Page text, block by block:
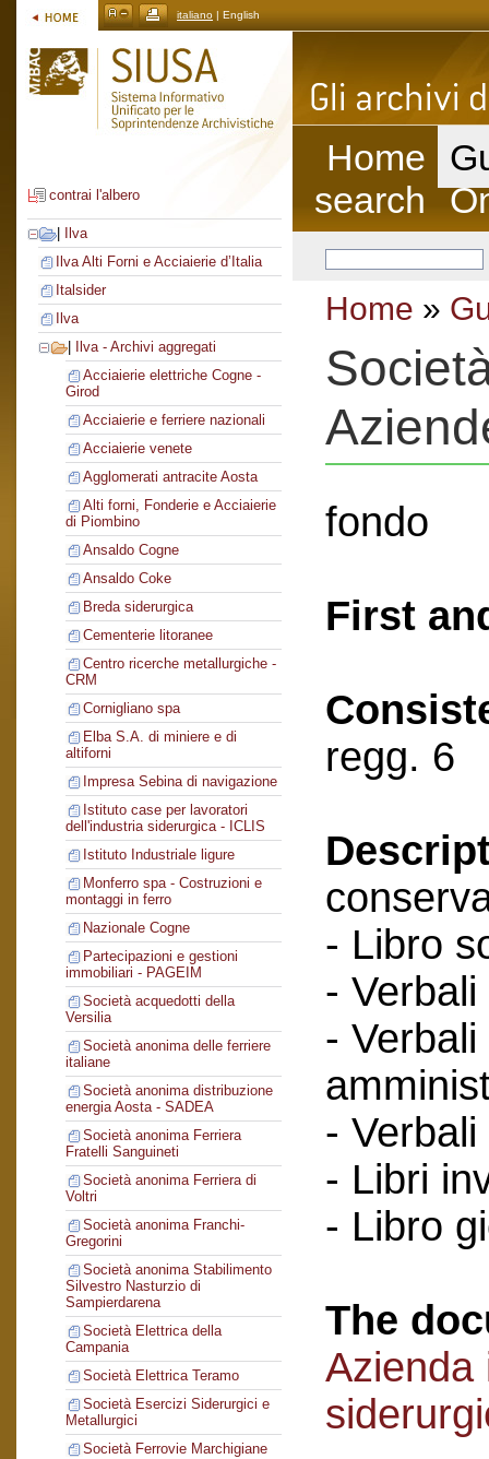
italiano | English
contrai l'albero
Ilva
Ilva Alti Forni e Acciaierie d’Italia
Italsider
Ilva
Ilva - Archivi aggregati
Acciaierie elettriche Cogne -
Girod
Acciaierie e ferriere nazionali
Acciaierie venete
Agglomerati antracite Aosta
Alti forni, Fonderie e Acciaierie
di Piombino
Ansaldo Cogne
Ansaldo Coke
Breda siderurgica
Cementerie litoranee
Centro ricerche metallurgiche -
CRM
Cornigliano spa
Elba S.A. di miniere e di
altiforni
Impresa Sebina di navigazione
Istituto case per lavoratori
dell'industria siderurgica - ICLIS
Istituto Industriale ligure
Monferro spa - Costruzioni e
montaggi in ferro
Nazionale Cogne
Partecipazioni e gestioni
immobiliari - PAGEIM
Società acquedotti della
Versilia
Società anonima delle ferriere
italiane
Società anonima distribuzione
energia Aosta - SADEA
Società anonima Ferriera
Fratelli Sanguineti
Società anonima Ferriera di
Voltri
Società anonima Franchi-
Gregorini
Società anonima Stabilimento
Silvestro Nasturzio di
Sampierdarena
Società Elettrica della
Campania
Società Elettrica Teramo
Società Esercizi Siderurgici e
Metallurgici
Società Ferrovie Marchigiane
Home
search
Home »
fondo
First
regg. 6
- Libro
-
-
-
- Libri
- Libro
The
Azienda